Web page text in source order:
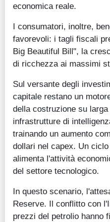
economica reale.
I consumatori, inoltre,
favorevoli: i tagli fiscali
Big Beautiful Bill", la
di ricchezza ai massimi
Sul versante degli
capitale restano un
della costruzione su
infrastrutture di
trainando un aumento
dollari nel capex. Un
alimenta l'attività
del settore tecnologico.
In questo scenario,
Reserve. Il conflitto con
prezzi del petrolio hanno